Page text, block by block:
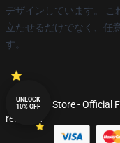
デザインしています。 こ
立たせるだけでなく、任
す。
© Fletcher Store - Official
reserved
UNLOCK
10% OFF